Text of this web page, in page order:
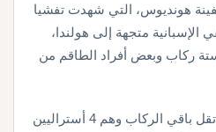
هونديوس، التي شهدت تفشيا
الإسبانية متجهة إلى هولندا،
ستة ركاب وبعض أفراد الطاقم من
ورست السفينة، التي كانت تقل باقي الركاب وهم 4 أستراليين